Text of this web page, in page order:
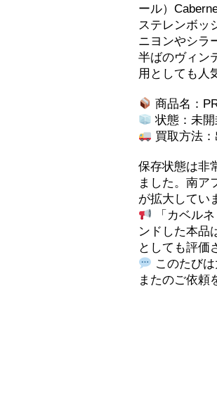
ール）
ステレンボッ
ニヨンやシラ
半ばのヴィン
用としても人
商品名：
状態：未開
買取方法
保存状態は非
ました。南ア
が拡大してい
「カベル
ンドした本品
としても評価
このたび
またのご依頼